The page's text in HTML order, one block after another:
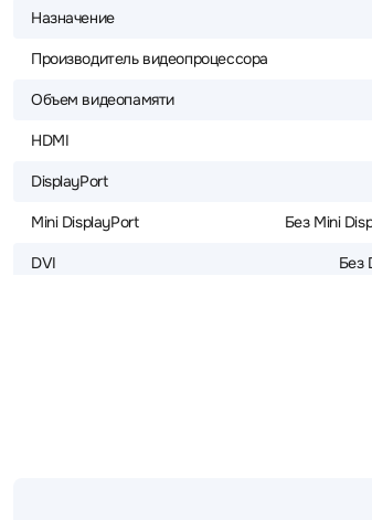
Назначение
Производитель видеопроцессора
Объем видеопамяти
HDMI
DisplayPort
Mini DisplayPort Без Mini
DVI Без